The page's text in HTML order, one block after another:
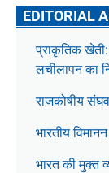
EDITORIAL
प्राकृतिक
लचीलापन का
राजकोषीय
भारतीय
भारत की मुक्त